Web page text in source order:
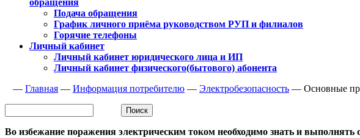
обращения
Подача обращения
График личного приёма руководством РУП и филиалов
Горячие телефоны
Личный кабинет
Личный кабинет юридического лица и ИП
Личный кабинет физического(бытового) абонента
— Главная — Информация потребителю — Электробезопасность — Основные
Во избежание поражения электрическим током необходимо знать и выполнять